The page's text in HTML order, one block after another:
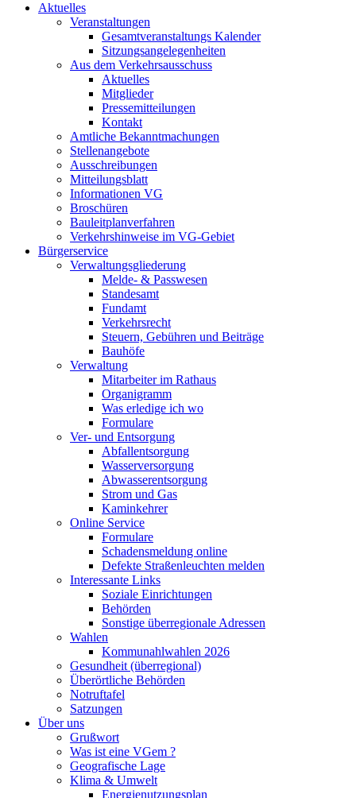
Aktuelles
Veranstaltungen
Gesamtveranstaltungs Kalender
Sitzungsangelegenheiten
Aus dem Verkehrsausschuss
Aktuelles
Mitglieder
Pressemitteilungen
Kontakt
Amtliche Bekanntmachungen
Stellenangebote
Ausschreibungen
Mitteilungsblatt
Informationen VG
Broschüren
Bauleitplanverfahren
Verkehrshinweise im VG-Gebiet
Bürgerservice
Verwaltungsgliederung
Melde- & Passwesen
Standesamt
Fundamt
Verkehrsrecht
Steuern, Gebühren und Beiträge
Bauhöfe
Verwaltung
Mitarbeiter im Rathaus
Organigramm
Was erledige ich wo
Formulare
Ver- und Entsorgung
Abfallentsorgung
Wasserversorgung
Abwasserentsorgung
Strom und Gas
Kaminkehrer
Online Service
Formulare
Schadensmeldung online
Defekte Straßenleuchten melden
Interessante Links
Soziale Einrichtungen
Behörden
Sonstige überregionale Adressen
Wahlen
Kommunahlwahlen 2026
Gesundheit (überregional)
Überörtliche Behörden
Notruftafel
Satzungen
Über uns
Grußwort
Was ist eine VGem ?
Geografische Lage
Klima & Umwelt
Energienutzungsplan